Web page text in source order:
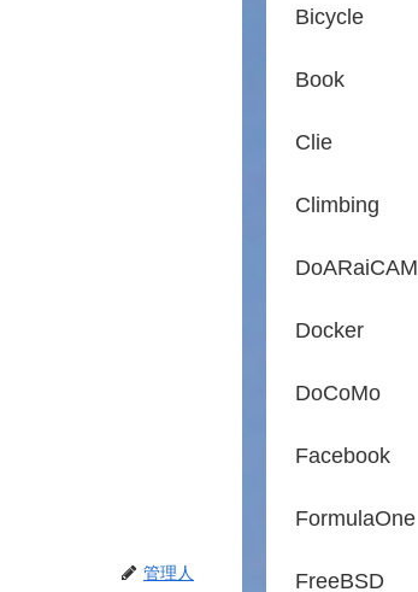
管理人
Bicycle
Book
Clie
Climbing
DoARaiCAM
Docker
DoCoMo
Facebook
FormulaOne
FreeBSD